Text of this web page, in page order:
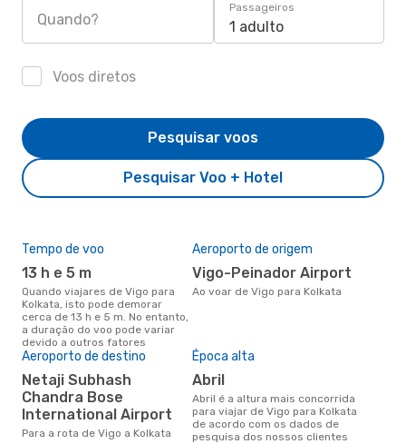
Quando?
Passageiros
1 adulto
Voos diretos
Pesquisar Voo + Hotel
Pesquisar voos
Tempo de voo
13 h e 5 m
Quando viajares de Vigo para
Kolkata, isto pode demorar
cerca de 13 h e 5 m. No entanto,
a duração do voo pode variar
devido a outros fatores
Aeroporto de origem
Vigo-Peinador Airport
Ao voar de Vigo para Kolkata
Aeroporto de destino
Netaji Subhash
Chandra Bose
International Airport
Para a rota de Vigo a Kolkata
Época alta
abril
abril é a altura mais concorrida
para viajar de Vigo para Kolkata
de acordo com os dados de
pesquisa dos nossos clientes